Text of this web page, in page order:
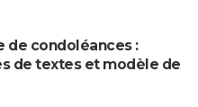
de condoléances :
de textes et modèle de